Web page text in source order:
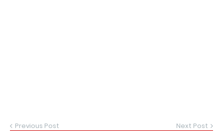
Previous Post Next Post